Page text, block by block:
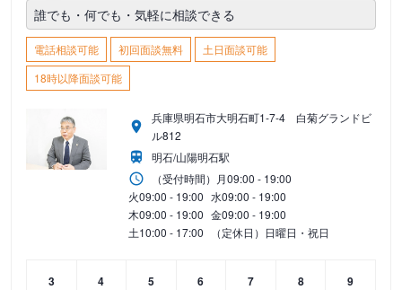
誰でも・何でも・気軽に相談できる
電話相談可能 初回面談無料
土日面談可能
18時以降面談可能
兵庫県明石市大明石町1-7-4 白菊グランドビ
ル812
明石/山陽明石駅
（受付時間） 月09:00 - 19:00
火09:00 - 19:00 水09:00 - 19:00
木09:00 - 19:00 金09:00 - 19:00
土10:00 - 17:00 （定休日）日曜日・祝日
3
4
5
6
7
8
9